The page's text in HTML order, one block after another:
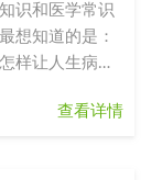
识和医学常识
想知道的是：
样让人生病
查看详情